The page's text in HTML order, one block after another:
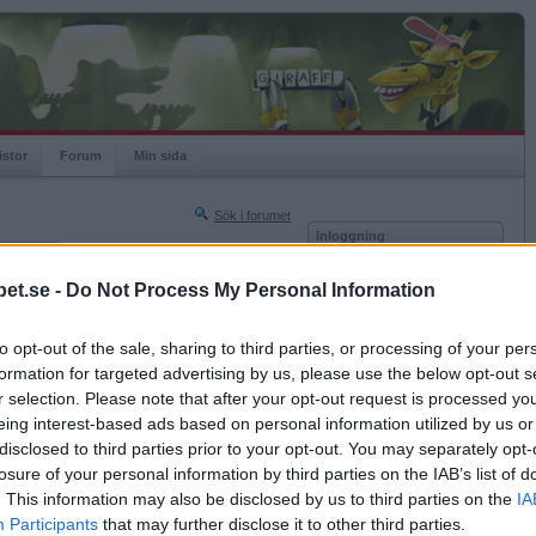
- Do Not Process My Personal Information
opt-out of the sale, sharing to third parties, or processing of your
for targeted advertising by us, please use the below opt-out
selection. Please note that after your opt-out request is processed
interest-based ads based on personal information utilized by us
to third parties prior to your opt-out. You may separately
of your personal information by third parties on the IAB’s list of
This information may also be disclosed by us to third parties on the
Participants that may further disclose it to other third parties.
Forum Min sida
Sök i forumet
Nästa sida »
2012-04-15 10:07
en.
2012-04-15 10:07
Inloggning
Kom ihåg mig
Glömt ditt lösenord?
Få ny aktiveringslänk
Betapet är gratis!